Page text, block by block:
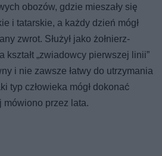
obozów, gdzie mieszały się
i tatarskie, a każdy dzień mógł
zwrot. Służył jako żołnierz-
kształt „zwiadowcy pierwszej linii”
i nie zawsze łatwy do utrzymania
typ człowieka mógł dokonać
mówiono przez lata.